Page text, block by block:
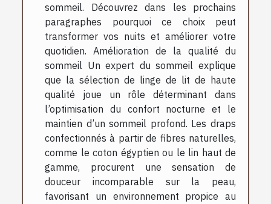
sommeil. Découvrez dans les prochains
paragraphes pourquoi ce choix peut
transformer vos nuits et améliorer votre
quotidien. Amélioration de la qualité du
sommeil Un expert du sommeil explique
que la sélection de linge de lit de haute
qualité joue un rôle déterminant dans
l’optimisation du confort nocturne et le
maintien d’un sommeil profond. Les draps
confectionnés à partir de fibres naturelles,
comme le coton égyptien ou le lin haut de
gamme, procurent une sensation de
douceur incomparable sur la peau,
favorisant un environnement propice au